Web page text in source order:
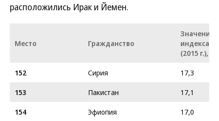
расположились Ирак и Йемен.
Место Гражданство
Значение
индекса
(2015 г.), %
152
Сирия
17,3
153
Пакистан
17,1
154
Эфиопия
17,0